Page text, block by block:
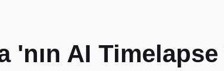
'nın AI